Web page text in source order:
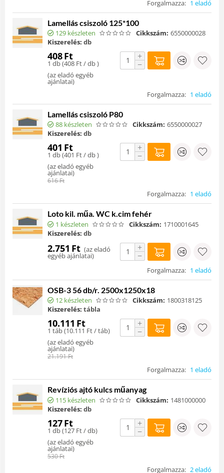
Forgalmazza: 1 eladó
Lamellás csiszoló 125*100
129 készleten Cikkszám: 6550000028
Kiszerelés: db
408Ft
1 db (408 Ft/ db )
(az eladó egyéb
ajánlatai)
+
−
Forgalmazza: 1 eladó
Lamellás csiszoló P80
88 készleten Cikkszám: 6550000027
Kiszerelés: db
401 Ft
1 db (401 Ft/ db )
(az eladó egyéb
ajánlatai)
616Ft
+
−
Forgalmazza: 1 eladó
Loto kil. műa. WC k.cim fehér
1 készleten Cikkszám: 1710001645
Kiszerelés: db
2.751 Ft (az eladó
egyéb ajánlatai)
+
−
Forgalmazza: 1 eladó
OSB-3 56 db/r. 2500x1250x18
12 készleten Cikkszám: 1800318125
Kiszerelés: tábla
10.111 Ft
1 táb (10.111 Ft/ táb)
(az eladó egyéb
ajánlatai)
21.191Ft
+
−
Forgalmazza: 1 eladó
Revíziós ajtó kulcs műanyag
115 készleten Cikkszám: 1481000000
Kiszerelés: db
127Ft
1 db (127 Ft/ db)
(az eladó egyéb
ajánlatai)
530Ft
+
−
Forgalmazza: 2 eladó